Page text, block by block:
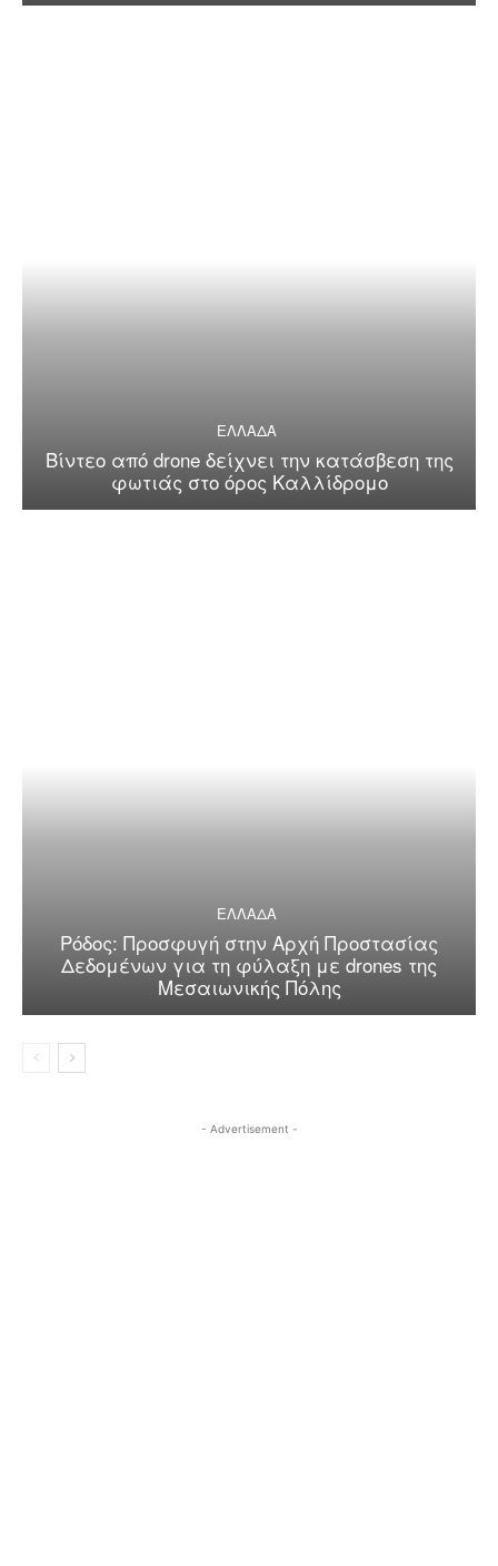
ΕΛΛΑΔΑ
Βίντεο από drone δείχνει την κατάσβεση της
φωτιάς στο όρος Καλλίδρομο
ΕΛΛΑΔΑ
Ρόδος: Προσφυγή στην Αρχή Προστασίας
Δεδομένων για τη φύλαξη με drones της
Μεσαιωνικής Πόλης
- Advertisement -